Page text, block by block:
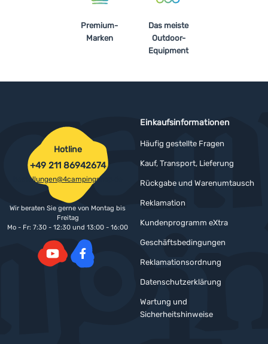
Premium-
Marken
Das meiste
Outdoor-
Equipment
Einkaufsinformationen
Häufig gestellte Fragen
Kauf, Transport, Lieferung
Rückgabe und Warenumtausch
Reklamation
Kundenprogramm eXtra
Geschäftsbedingungen
Reklamationsordnung
Datenschutzerklärung
Wartung und
Sicherheitshinweise
Hotline
+49 211 86942674
bestellungen@4campingshop.de
Wir beraten Sie gerne von Montag bis
Freitag
Mo - Fr: 7:30 - 12:30 und 13:00 - 16:00